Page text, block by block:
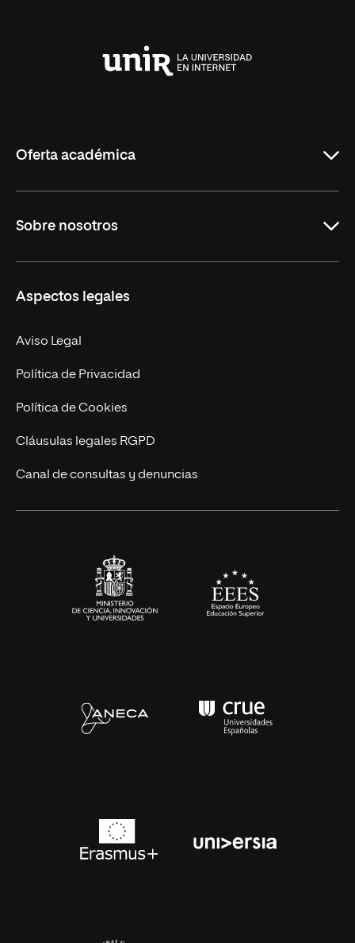
Oferta académica
Másteres Oficiales
Doctorados
Experto Universitario
Postgrados
Cursos Universitarios
Sobre nosotros
Facultades
Nuestro Equipo
Trabaja en UNIR
Actualidad
UNIR Revista
Eventos
Aspectos legales
Aviso Legal
Política de Privacidad
Política de Cookies
Cláusulas legales RGPD
Canal de consultas y denuncias